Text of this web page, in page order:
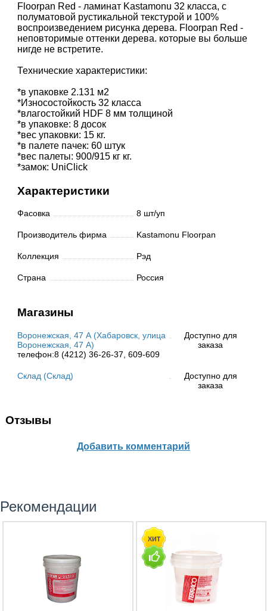
Floorpan Red - ламинат Kastamonu 32 класса, с
полуматовой рустикальной текстурой и 100%
воспроизведением рисунка дерева. Floorpan Red -
неповторимые оттенки дерева. которые вы больше
нигде не встретите.
Технические характеристики:
*в упаковке 2.131 м2
*Износостойкость 32 класса
*влагостойкий HDF 8 мм толщиной
*в упаковке: 8 досок
*вес упаковки: 15 кг.
*в палете пачек: 60 штук
*вес палеты: 900/915 кг кг.
*замок: UniClick
Характеристики
Фасовка 8 шт/уп
Производитель фирма Kastamonu Floorpan
Коллекция Рэд
Страна Россия
Магазины
Воронежская, 47 А (Хабаровск, улица
Воронежская, 47 А)
телефон:8 (4212) 36-26-37, 609-609
Доступно для
заказа
Склад (Склад)
Доступно для
заказа
Отзывы
Добавить комментарий
Рекомендации